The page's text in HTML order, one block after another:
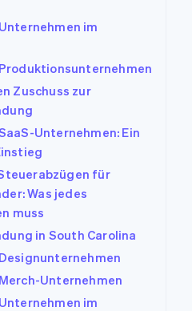
im
Zuschuss zur
Unternehmen: Ein
für
Was jedes
muss
in South Carolina
Unternehmen
im